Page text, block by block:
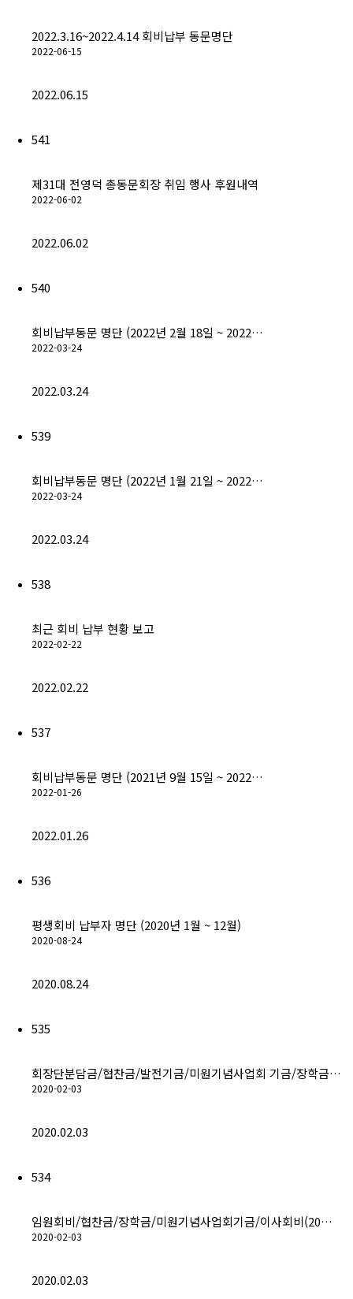
2022.3.16~2022.4.14 회비납부 동문명단
2022-06-15
2022.06.15
541
제31대 전영덕 총동문회장 취임 행사 후원내역
2022-06-02
2022.06.02
540
회비납부동문 명단 (2022년 2월 18일 ~ 2022…
2022-03-24
2022.03.24
539
회비납부동문 명단 (2022년 1월 21일 ~ 2022…
2022-03-24
2022.03.24
538
최근 회비 납부 현황 보고
2022-02-22
2022.02.22
537
회비납부동문 명단 (2021년 9월 15일 ~ 2022…
2022-01-26
2022.01.26
536
평생회비 납부자 명단 (2020년 1월 ~ 12월)
2020-08-24
2020.08.24
535
회장단분담금/협찬금/발전기금/미원기념사업회 기금/장학금…
2020-02-03
2020.02.03
534
임원회비/협찬금/장학금/미원기념사업회기금/이사회비(20…
2020-02-03
2020.02.03